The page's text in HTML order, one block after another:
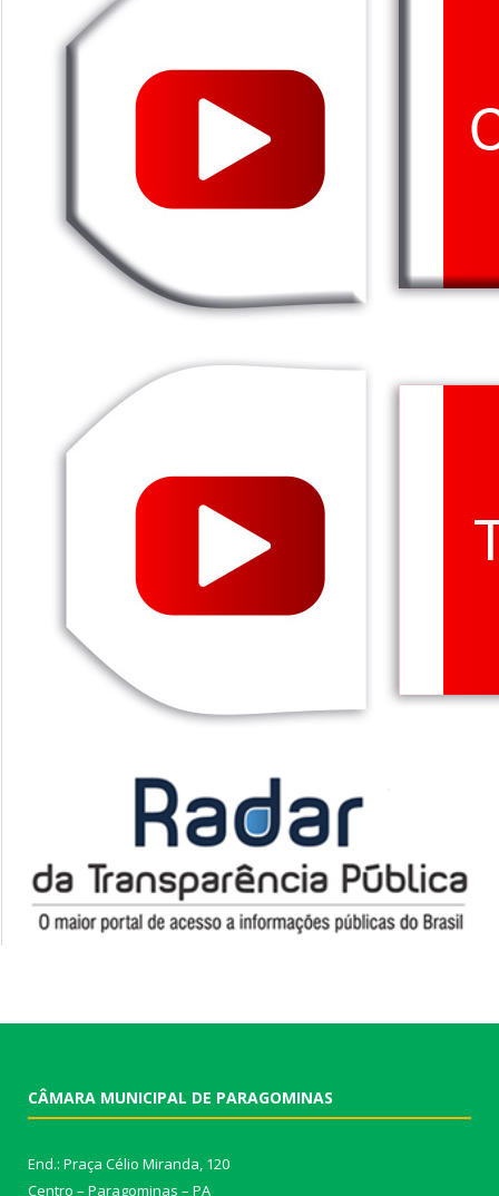
CÂMARA MUNICIPAL DE PARAGOMINAS
End.: Praça Célio Miranda, 120
Centro – Paragominas – PA